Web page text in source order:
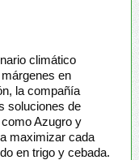
climático
en
la compañía
soluciones de
Azugro y
maximizar cada
en trigo y cebada.